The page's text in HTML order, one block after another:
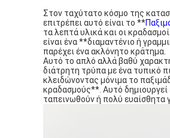
Στον ταχύτατο κόσμο της
επιτρέπει αυτό είναι το **
τα λεπτά υλικά και οι
είναι ένα **διαμαντένιο ή
παρέχει ένα ακλόνητο κράτημα.
Αυτό το απλό αλλά βαθύ
διάτρητη τρύπα με ένα τυπικό
κλειδώνοντας μόνιμα το
κραδασμούς**. Αυτό δημιουργεί
ταπεινωθούν ή πολύ ευαίσθητα